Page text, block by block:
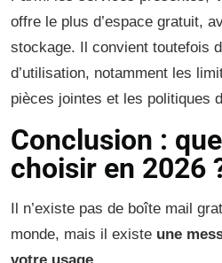
offre le plus d’espace gratuit,
stockage. Il convient toutefois
d’utilisation, notamment les
pièces jointes et les politiques
Conclusion :
choisir en 2026
Il n’existe pas de boîte mail
monde, mais il existe une